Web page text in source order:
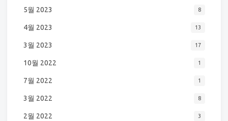
5월 2023 8
4월 2023 13
3월 2023 17
10월 2022 1
7월 2022 1
3월 2022 8
2월 2022 3